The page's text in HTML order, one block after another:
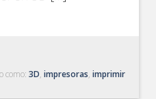
como: 3D, impresoras, imprimir